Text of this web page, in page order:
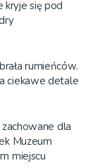
kryje się pod
rumieńców.
ciekawe detale
dla
Muzeum
miejscu